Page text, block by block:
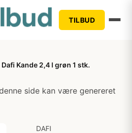
TILBUD
Dafi Kande 2,4 l grøn 1 stk.
side kan være genereret
DAFI